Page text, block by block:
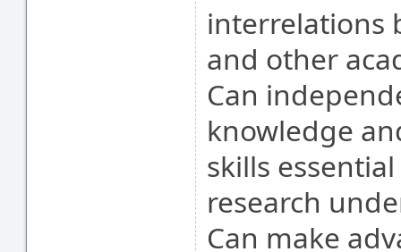
interrelations
and other
Can
knowledge
skills
research
Can make